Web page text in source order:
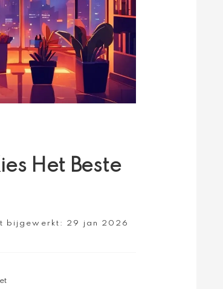
Het Beste
bijgewerkt: 29 jan 2026